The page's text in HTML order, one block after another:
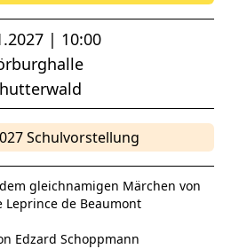
| 10:00
Schulvorstellung
gleichnamigen Märchen von
Leprince de Beaumont
Edzard Schoppmann